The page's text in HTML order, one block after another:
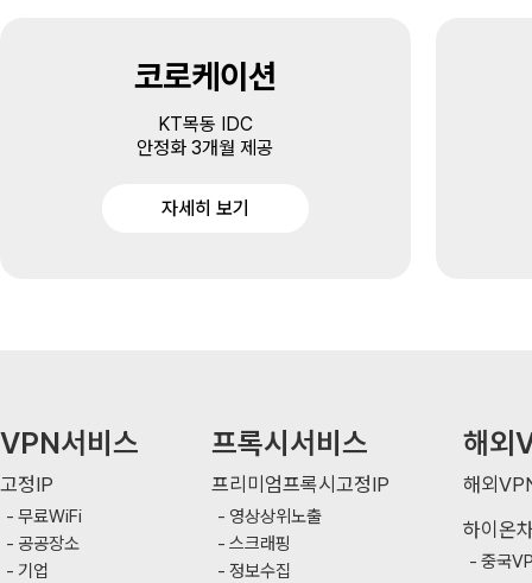
코로케이션
KT목동 IDC
안정화 3개월 제공
자세히 보기
VPN서비스
고정IP
무료WiFi
공공장소
기업
프록시서비스
프리미엄프록시고정IP
영상상위노출
스크래핑
정보수집
해외
해외
하이온
중국